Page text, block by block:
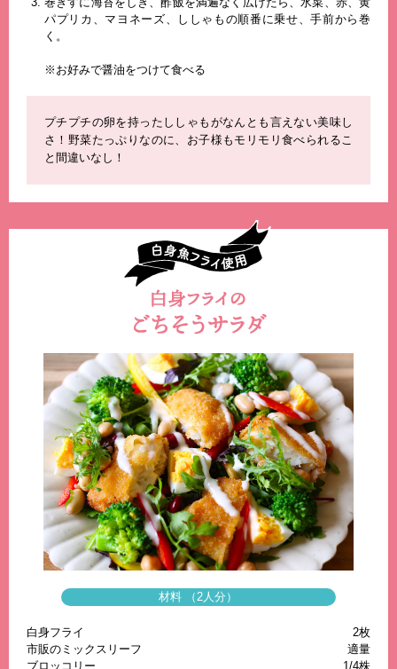
パプリカ、マヨネーズ、ししゃもの順番に乗せ、手前から巻
く。
※お好みで醤油をつけて食べる
プチプチの卵を持ったししゃもがなんとも言えない美味し
さ！野菜たっぷりなのに、お子様もモリモリ食べられるこ
と間違いなし！
材料 （2人分）
白身フライ
2枚
市販のミックスリーフ
適量
ブロッコリー
1/4株